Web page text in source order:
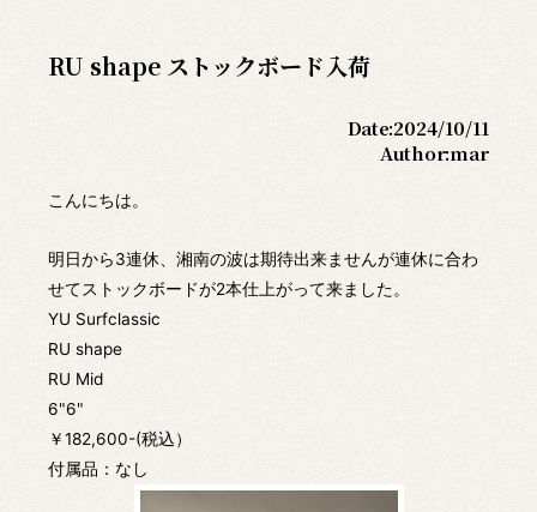
RU shape ストックボード入荷
Date:2024/10/11
Author:mar
こんにちは。
明日から3連休、湘南の波は期待出来ませんが連休に合わ
せてストックボードが2本仕上がって来ました。
YU Surfclassic
RU shape
RU Mid
6"6"
￥182,600-(税込）
付属品：なし